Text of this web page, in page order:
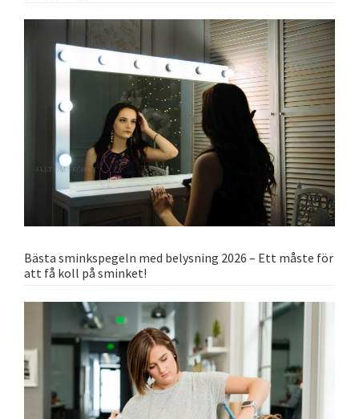
Bästa sminkspegeln med belysning 2026 – Ett måste för
att få koll på sminket!